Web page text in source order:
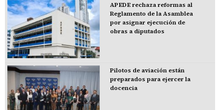
APEDE rechaza reformas al
Reglamento de la Asamblea
por asignar ejecución de
obras a diputados
Pilotos de aviación están
preparados para ejercer la
docencia